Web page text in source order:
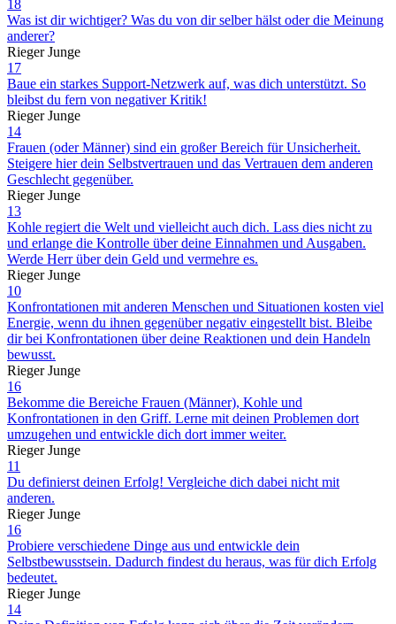
18
Was ist dir wichtiger? Was du von dir selber hälst oder die Meinung
anderer?
Rieger Junge
17
Baue ein starkes Support-Netzwerk auf, was dich unterstützt. So
bleibst du fern von negativer Kritik!
Rieger Junge
14
Frauen (oder Männer) sind ein großer Bereich für Unsicherheit.
Steigere hier dein Selbstvertrauen und das Vertrauen dem anderen
Geschlecht gegenüber.
Rieger Junge
13
Kohle regiert die Welt und vielleicht auch dich. Lass dies nicht zu
und erlange die Kontrolle über deine Einnahmen und Ausgaben.
Werde Herr über dein Geld und vermehre es.
Rieger Junge
10
Konfrontationen mit anderen Menschen und Situationen kosten viel
Energie, wenn du ihnen gegenüber negativ eingestellt bist. Bleibe
dir bei Konfrontationen über deine Reaktionen und dein Handeln
bewusst.
Rieger Junge
16
Bekomme die Bereiche Frauen (Männer), Kohle und
Konfrontationen in den Griff. Lerne mit deinen Problemen dort
umzugehen und entwickle dich dort immer weiter.
Rieger Junge
11
Du definierst deinen Erfolg! Vergleiche dich dabei nicht mit
anderen.
Rieger Junge
16
Probiere verschiedene Dinge aus und entwickle dein
Selbstbewusstsein. Dadurch findest du heraus, was für dich Erfolg
bedeutet.
Rieger Junge
14